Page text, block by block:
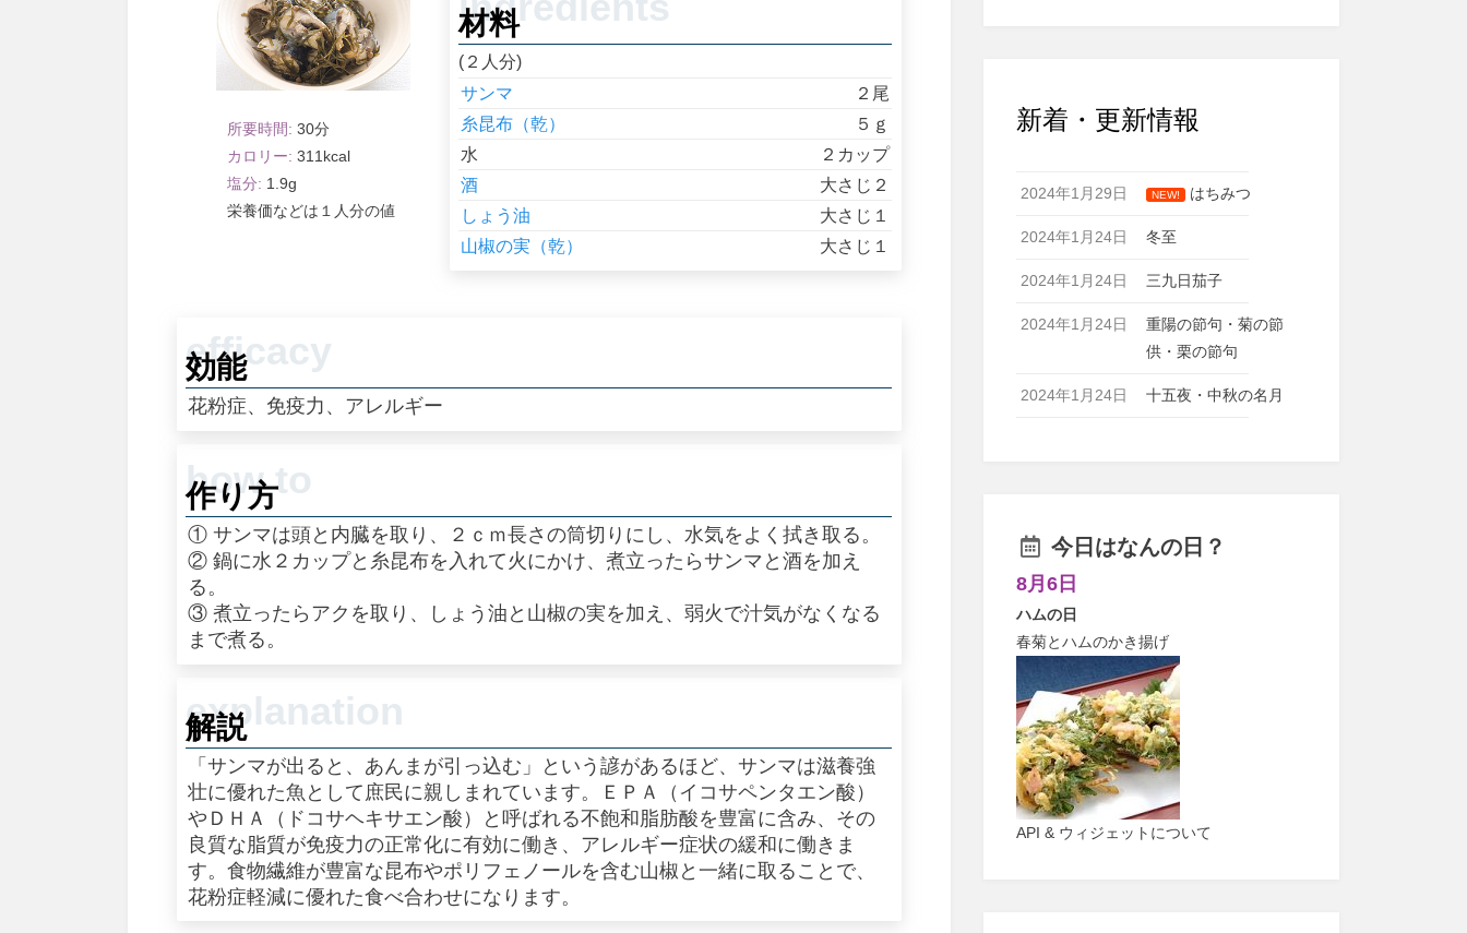
30
311
1.9
１人分
材料
(２人分)
サンマ
２尾
糸昆布（乾）
５ｇ
水
２カップ
酒
大さじ２
しょう油
大さじ１
山椒の実（乾）
大さじ１
効能
花粉症、免疫力、アレルギー
作り方
① サンマは頭と内臓を取り、２ｃｍ長さの筒切りにし、水気をよく拭き取る。
② 鍋に水２カップと糸昆布を入れて火にかけ、煮立ったらサンマと酒を加え
る。
③ 煮立ったらアクを取り、しょう油と山椒の実を加え、弱火で汁気がなくなる
まで煮る。
解説
「サンマが出ると、あんまが引っ込む」という諺があるほど、サンマは滋養強
壮に優れた魚として庶民に親しまれています。ＥＰＡ（イコサペンタエン酸）
やＤＨＡ（ドコサヘキサエン酸）と呼ばれる不飽和脂肪酸を豊富に含み、その
良質な脂質が免疫力の正常化に有効に働き、アレルギー症状の緩和に働きま
す。食物繊維が豊富な昆布やポリフェノールを含む山椒と一緒に取ることで、
花粉症軽減に優れた食べ合わせになります。
新着・更新情報
2024年1月29日 NEW! はちみつ
2024年1月24日 冬至
2024年1月24日 三九日茄子
2024年1月24日
重陽の節句・菊の節
供・栗の節句
2024年1月24日 十五夜・中秋の名月
今日はなんの日？
8月6日
ハムの日
春菊とハムのかき揚げ
API & ウィジェットについて